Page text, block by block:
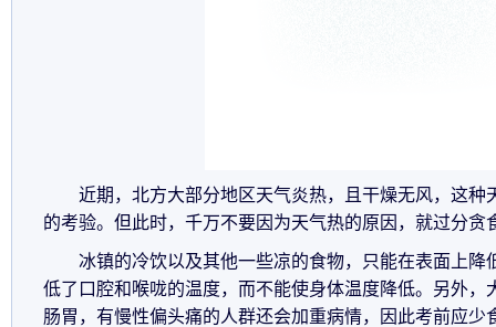
近期，北方大部分地区天气炎热，且干燥无风，这种
的考验。但此时，千万不要因为天气热的原因，就过分贪
冰镇的冷饮以及其他一些凉的食物，只能在表面上降
低了口腔和喉咙的温度，而不能使身体温度降低。另外，
肠胃，有慢性偏头痛的人群还会加重病情，因此考前应少